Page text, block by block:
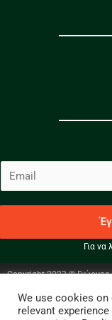
Για να
Copyright 2023 ©
FacebookInstagramTwitter
We use cookies
relevant